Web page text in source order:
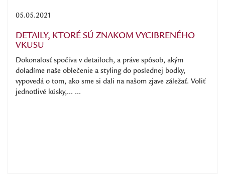
05.05.2021
DETAILY, KTORÉ SÚ ZNAKOM VYCIBRENÉHO
VKUSU
Dokonalosť spočíva v detailoch, a práve spôsob, akým
doladíme naše oblečenie a styling do poslednej bodky,
vypovedá o tom, ako sme si dali na našom zjave záležať. Voliť
jednotlivé kúsky,... ...